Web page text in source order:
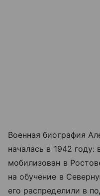
Военная биография
началась в 1942 году:
мобилизован в
на обучение в
его распределили в